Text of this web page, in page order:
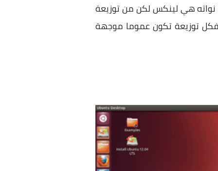
هي لينكس لكن من توزيعة
فكل توزيعة تكون عموما موجهة